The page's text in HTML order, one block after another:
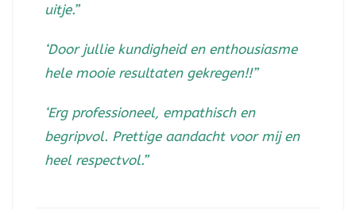
uitje.”
‘Door jullie kundigheid en enthousiasme
hele mooie resultaten gekregen!!”
‘Erg professioneel, empathisch en
begripvol. Prettige aandacht voor mij en
heel respectvol.”